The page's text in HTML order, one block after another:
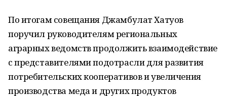
По итогам совещания Джамбулат Хатуов
поручил руководителям региональных
аграрных ведомств продолжить взаимодействие
с представителями подотрасли для развития
потребительских кооперативов и увеличения
производства меда и других продуктов